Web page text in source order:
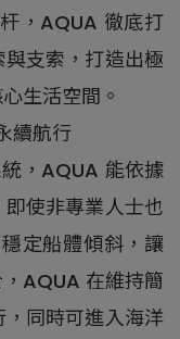
，AQUA 徹底打
支索，打造出極
生活空間。
續航行
，AQUA 能依據
使非專業人士也
定船體傾斜，讓
AQUA 在維持簡
同時可進入海洋